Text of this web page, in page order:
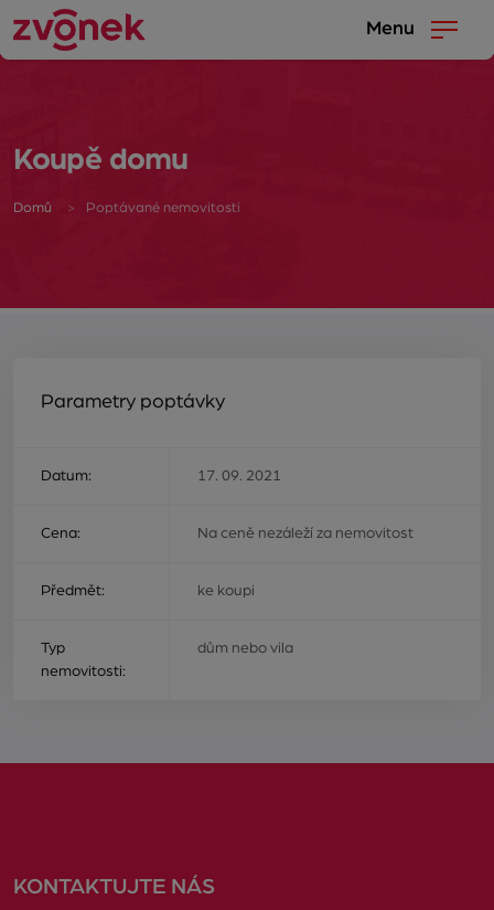
Menu
Koupě domu
Domů Poptávané nemovitosti
Parametry poptávky
Datum: 17. 09. 2021
Cena: Na ceně nezáleží za nemovitost
Předmět: ke koupi
Typ
nemovitosti:
dům nebo vila
KONTAKTUJTE NÁS